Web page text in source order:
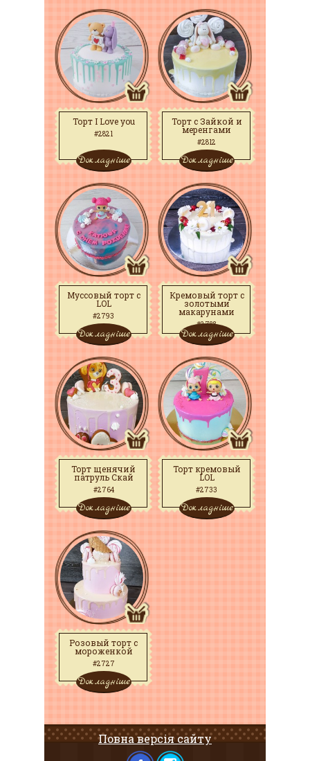
Торт I Love you
#2821
Докладніше
Торт с Зайкой и
меренгами
#2812
Докладніше
Муссовый торт с
LOL
#2793
Докладніше
Кремовый торт с
золотыми
макарунами
#2788
Докладніше
Торт щенячий
патруль Скай
#2764
Докладніше
Торт кремовый
LOL
#2733
Докладніше
Розовый торт с
мороженкой
#2727
Докладніше
Повна версія сайту